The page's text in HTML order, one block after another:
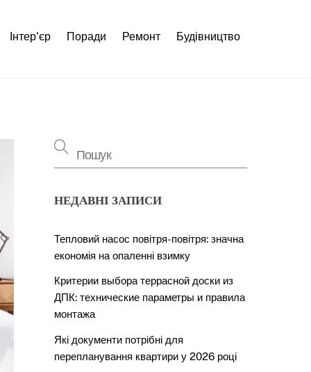
Інтер’єр Поради Ремонт Будівництво
НЕДАВНІ ЗАПИСИ
Тепловий насос повітря-повітря: значна
економія на опаленні взимку
Критерии выбора террасной доски из
ДПК: технические параметры и правила
монтажа
Які документи потрібні для
перепланування квартири у 2026 році